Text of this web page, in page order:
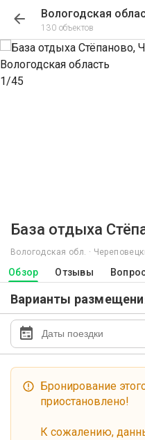
Вологодская
130 объектов
1/45
База отдыха
Вологодская обл. ·
Обзор Отзывы
Варианты
Бронирование
приостановлено!
К сожалению,